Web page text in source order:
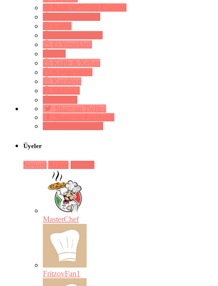
Et Yemekleri
Köfte & Kebap
Kurabiye
Share on Twitter
Üyeler
Newest
MasterChef
FritzovFan1